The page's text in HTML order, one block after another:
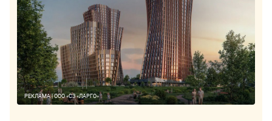
РЕКЛАМА | ООО «СЗ «ЛАРГО»